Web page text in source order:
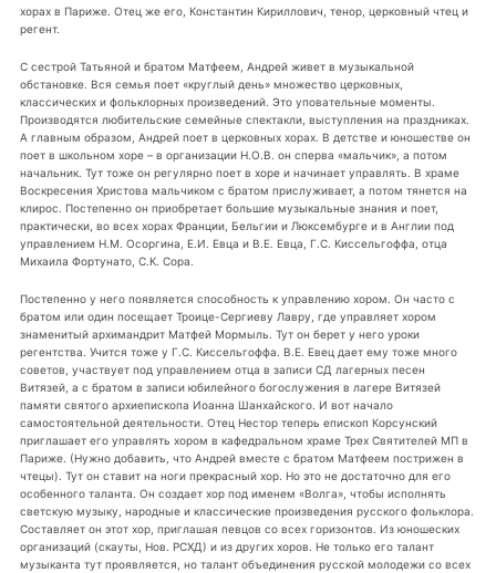
хорах в Париже. Отец же его, Константин Кириллович, тенор, церковный чтец и
регент.
С сестрой Татьяной и братом Матфеем, Андрей живет в музыкальной
обстановке. Вся семья поет «круглый день» множество церковных,
классических и фольклорных произведений. Это уповательные моменты.
Производятся любительские семейные спектакли, выступления на праздниках.
А главным образом, Андрей поет в церковных хорах. В детстве и юношестве он
поет в школьном хоре – в организации Н.О.В. он сперва «мальчик», а потом
начальник. Тут тоже он регулярно поет в хоре и начинает управлять. В храме
Воскресения Христова мальчиком с братом прислуживает, а потом тянется на
клирос. Постепенно он приобретает большие музыкальные знания и поет,
практически, во всех хорах Франции, Бельгии и Люксембурге и в Англии под
управлением Н.М. Осоргина, Е.И. Евца и В.Е. Евца, Г.С. Киссельгоффа, отца
Михаила Фортунато, С.К. Сора.
Постепенно у него появляется способность к управлению хором. Он часто с
братом или один посещает Троице-Сергиеву Лавру, где управляет хором
знаменитый архимандрит Матфей Мормыль. Тут он берет у него уроки
регентства. Учится тоже у Г.С. Киссельгоффа. В.Е. Евец дает ему тоже много
советов, участвует под управлением отца в записи СД лагерных песен
Витязей, а с братом в записи юбилейного богослужения в лагере Витязей
памяти святого архиепископа Иоанна Шанхайского. И вот начало
самостоятельной деятельности. Отец Нестор теперь епископ Корсунский
приглашает его управлять хором в кафедральном храме Трех Святителей МП в
Париже. (Нужно добавить, что Андрей вместе с братом Матфеем пострижен в
чтецы). Тут он ставит на ноги прекрасный хор. Но это не достаточно для его
особенного таланта. Он создает хор под именем «Волга», чтобы исполнять
светскую музыку, народные и классические произведения русского фольклора.
Составляет он этот хор, приглашая певцов со всех горизонтов. Из юношеских
организаций (скауты, Нов. РСХД) и из других хоров. Не только его талант
музыканта тут проявляется, но талант объединения русской молодежи со всех